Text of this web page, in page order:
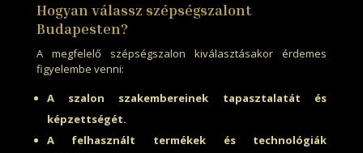
Hogyan válassz szépségszalont
Budapesten?
A megfelelő szépségszalon kiválasztásakor érdemes
figyelembe venni:
A szalon szakembereinek tapasztalatát és
képzettségét.
A felhasznált termékek és technológiák